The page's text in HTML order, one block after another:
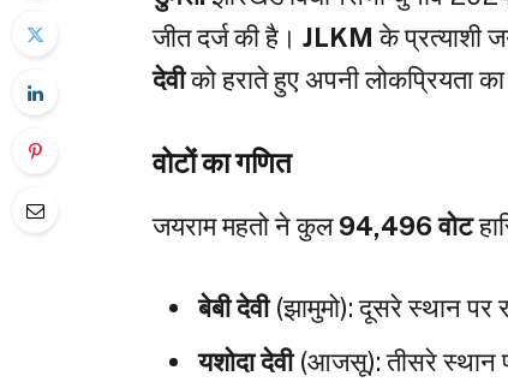
जीत दर्ज की है।JLKMके प्रत्याशी
देवीको हराते हुए अपनी लोकप्रियता
वोटों का गणित
जयराम महतो ने कुल94,496 वोट
बेबी देवी(झामुमो): दूसरे स्थान पर
यशोदा देवी(आजसू): तीसरे स्थान